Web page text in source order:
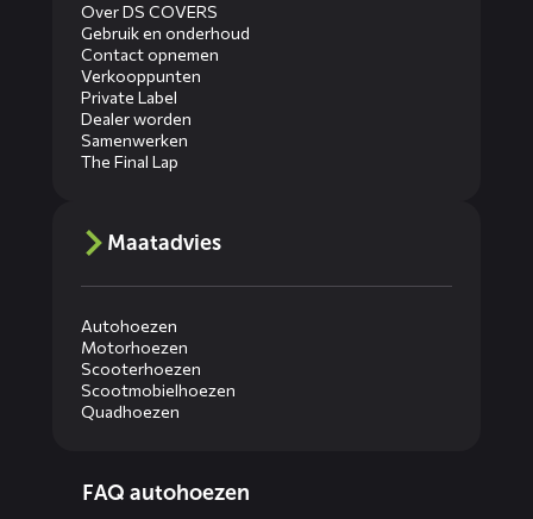
Over DS COVERS
Gebruik en onderhoud
Contact opnemen
Verkooppunten
Private Label
Dealer worden
Samenwerken
The Final Lap
Maatadvies
Autohoezen
Motorhoezen
Scooterhoezen
Scootmobielhoezen
Quadhoezen
menusFAQ autohoezen